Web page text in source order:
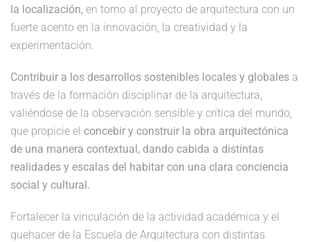
la localización, en torno al proyecto de arquitectura con un
fuerte acento en la innovación, la creatividad y la
experimentación.
Contribuir a los desarrollos sostenibles locales y globales a
través de la formación disciplinar de la arquitectura,
valiéndose de la observación sensible y crítica del mundo,
que propicie el concebir y construir la obra arquitectónica
de una manera contextual, dando cabida a distintas
realidades y escalas del habitar con una clara conciencia
social y cultural.
Fortalecer la vinculación de la actividad académica y el
quehacer de la Escuela de Arquitectura con distintas